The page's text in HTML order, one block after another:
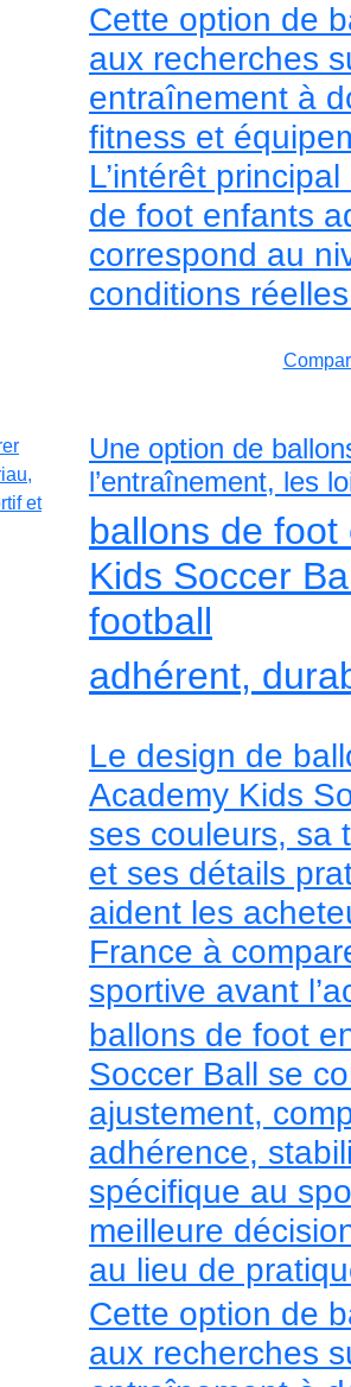
Cette option de
aux recherches
entraînement à
fitness et
L’intérêt
de foot enfants
correspond au
conditions
Une option de
l’entraînement, les
ballons de
Kids Soccer
football
adhérent,
Le design de
Academy Kids
ses couleurs, sa
et ses détails
aident les
France à
sportive avant
ballons de foot
Soccer Ball se
ajustement,
adhérence,
spécifique au
meilleure
au lieu de
Cette option de
aux recherches